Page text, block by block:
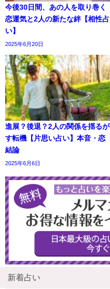
今後30日間、あの人を取り巻く
恋運気と2人の新たな絆【相性占
い】
2025年6月20日
進展？後退？2人の関係を揺るが
す転機【片思い占い】本音・恋
結論
2025年6月6日
新着占い